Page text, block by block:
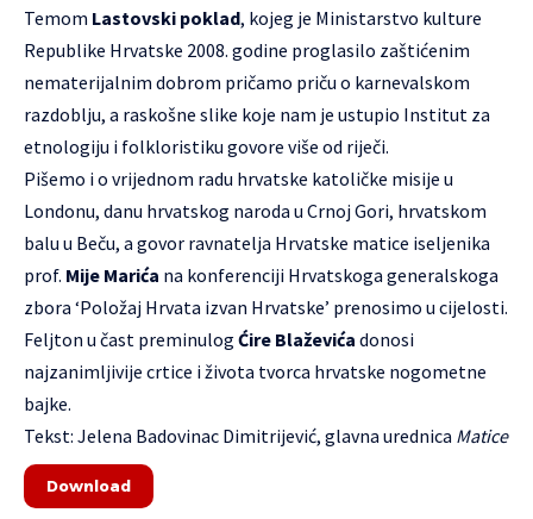
Temom Lastovski poklad, kojeg je Ministarstvo kulture
Republike Hrvatske 2008. godine proglasilo zaštićenim
nematerijalnim dobrom pričamo priču o karnevalskom
razdoblju, a raskošne slike koje nam je ustupio Institut za
etnologiju i folkloristiku govore više od riječi.
Pišemo i o vrijednom radu hrvatske katoličke misije u
Londonu, danu hrvatskog naroda u Crnoj Gori, hrvatskom
balu u Beču, a govor ravnatelja Hrvatske matice iseljenika
prof. Mije Marića na konferenciji Hrvatskoga generalskoga
zbora ‘Položaj Hrvata izvan Hrvatske’ prenosimo u cijelosti.
Feljton u čast preminulog Ćire Blaževića donosi
najzanimljivije crtice i života tvorca hrvatske nogometne
bajke.
Tekst: Jelena Badovinac Dimitrijević, glavna urednica Matice
Download